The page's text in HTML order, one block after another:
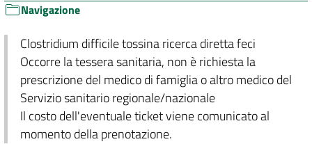
Navigazione
Clostridium difficile tossina ricerca diretta feci
Occorre la tessera sanitaria, non è richiesta la
prescrizione del medico di famiglia o altro medico del
Servizio sanitario regionale/nazionale
Il costo dell'eventuale ticket viene comunicato al
momento della prenotazione.